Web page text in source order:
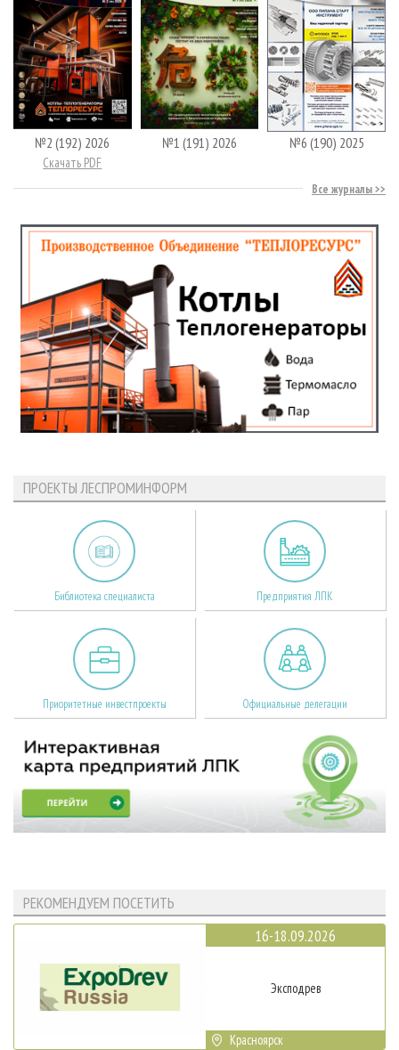
№2 (192) 2026
Скачать PDF
№1 (191) 2026 №6 (190) 2025
Все журналы
ПРОЕКТЫ ЛЕСПРОМИНФОРМ
Библиотека специалиста Предприятия ЛПК
Приоритетные инвестпроекты Официальные делегации
РЕКОМЕНДУЕМ ПОСЕТИТЬ
16-18.09.2026
Эксподрев
Красноярск